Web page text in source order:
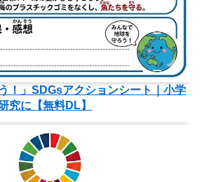
！」SDGsアクションシート｜小学
究に【無料DL】